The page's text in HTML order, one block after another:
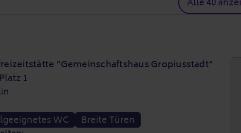
"Gemeinschaftshaus Gropiusstadt"
1
WC
Breite Türen